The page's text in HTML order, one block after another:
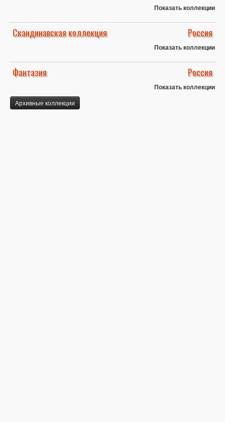
Показать коллекции
Скандинавская коллекция Россия
Показать коллекции
Фантазия Россия
Показать коллекции
Архивные коллекции